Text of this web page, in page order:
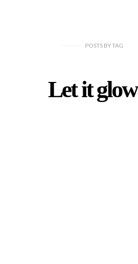
POSTS BYTAG
Let it glow